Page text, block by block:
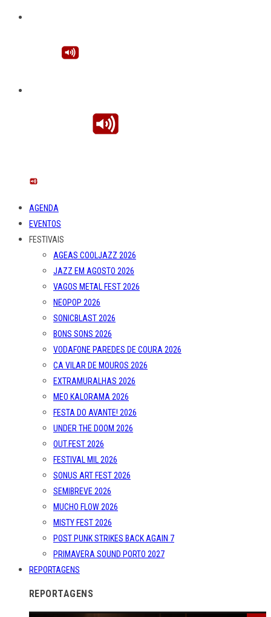
AGENDA
EVENTOS
FESTIVAIS
AGEAS COOLJAZZ 2026
JAZZ EM AGOSTO 2026
VAGOS METAL FEST 2026
NEOPOP 2026
SONICBLAST 2026
BONS SONS 2026
VODAFONE PAREDES DE COURA 2026
CA VILAR DE MOUROS 2026
EXTRAMURALHAS 2026
MEO KALORAMA 2026
FESTA DO AVANTE! 2026
UNDER THE DOOM 2026
OUT.FEST 2026
FESTIVAL MIL 2026
SONUS ART FEST 2026
SEMIBREVE 2026
MUCHO FLOW 2026
MISTY FEST 2026
POST PUNK STRIKES BACK AGAIN 7
PRIMAVERA SOUND PORTO 2027
REPORTAGENS
REPORTAGENS